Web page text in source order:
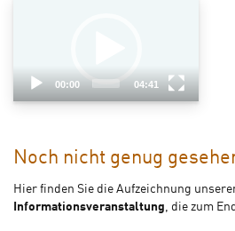
00:00 04:41
Noch nicht genug
Hier finden Sie die Aufzeichnung
Informationsveranstaltung, die zum